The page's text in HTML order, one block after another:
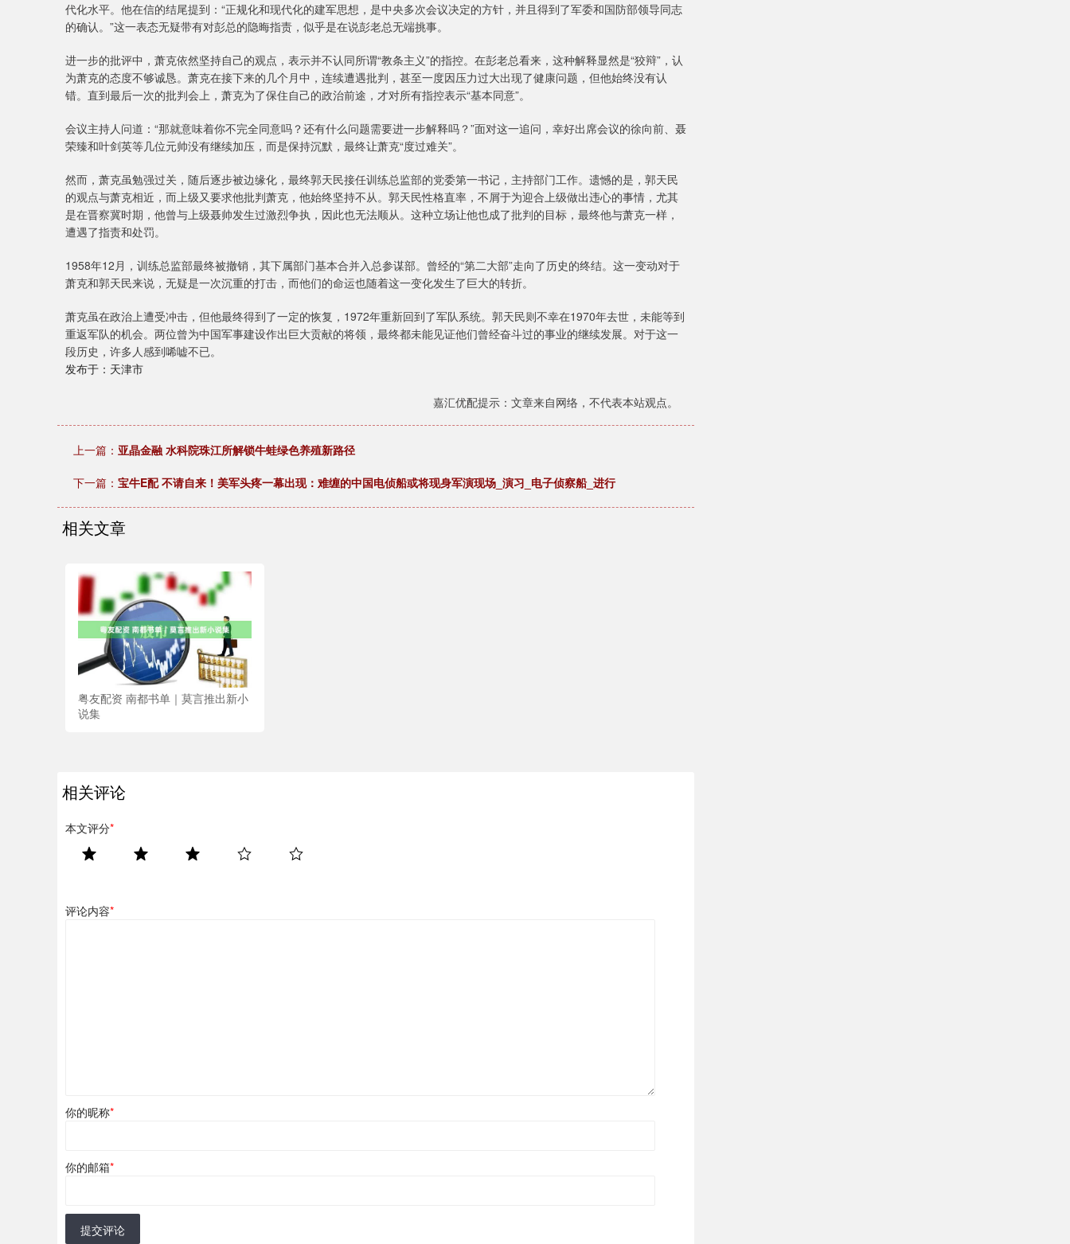
代化水平。他在信的结尾提到：“正规化和现代化的建军思想，是中央多次会议决定的方针，并且得到了军委和国防部领导同志
的确认。”这一表态无疑带有对彭总的隐晦指责，似乎是在说彭老总无端挑事。
进一步的批评中，萧克依然坚持自己的观点，表示并不认同所谓“教条主义”的指控。在彭老总看来，这种解释显然是“狡辩”，认
为萧克的态度不够诚恳。萧克在接下来的几个月中，连续遭遇批判，甚至一度因压力过大出现了健康问题，但他始终没有认
错。直到最后一次的批判会上，萧克为了保住自己的政治前途，才对所有指控表示“基本同意”。
会议主持人问道：“那就意味着你不完全同意吗？还有什么问题需要进一步解释吗？”面对这一追问，幸好出席会议的徐向前、聂
荣臻和叶剑英等几位元帅没有继续加压，而是保持沉默，最终让萧克“度过难关”。
然而，萧克虽勉强过关，随后逐步被边缘化，最终郭天民接任训练总监部的党委第一书记，主持部门工作。遗憾的是，郭天民
的观点与萧克相近，而上级又要求他批判萧克，他始终坚持不从。郭天民性格直率，不屑于为迎合上级做出违心的事情，尤其
是在晋察冀时期，他曾与上级聂帅发生过激烈争执，因此也无法顺从。这种立场让他也成了批判的目标，最终他与萧克一样，
遭遇了指责和处罚。
1958年12月，训练总监部最终被撤销，其下属部门基本合并入总参谋部。曾经的“第二大部”走向了历史的终结。这一变动对于
萧克和郭天民来说，无疑是一次沉重的打击，而他们的命运也随着这一变化发生了巨大的转折。
萧克虽在政治上遭受冲击，但他最终得到了一定的恢复，1972年重新回到了军队系统。郭天民则不幸在1970年去世，未能等到
重返军队的机会。两位曾为中国军事建设作出巨大贡献的将领，最终都未能见证他们曾经奋斗过的事业的继续发展。对于这一
段历史，许多人感到唏嘘不已。
发布于：天津市
嘉汇优配提示：文章来自网络，不代表本站观点。
上一篇： 亚晶金融 水科院珠江所解锁牛蛙绿色养殖新路径
下一篇： 宝牛E配 不请自来！美军头疼一幕出现：难缠的中国电侦船或将现身军演现场_演习_电子侦察船_进行
相关文章
粤友配资 南都书单｜莫言推出新小
说集
相关评论
本文评分*
评论内容*
你的昵称*
你的邮箱*
提交评论